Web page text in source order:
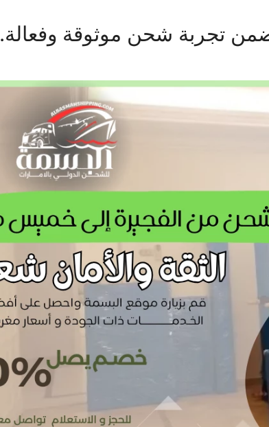
تجربة شحن موثوقة وفعالة.